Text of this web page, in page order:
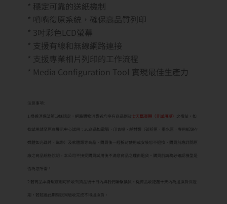
* 穩定可靠的送紙機制
* 噴嘴復原系統，確保高品質列印
* 3吋彩色LCD螢幕
* 支援有線和無線網路連接
* 支援專業相片列印的工作流程
* Media Configuration Tool 實現最佳生產力
注意事項:
1.根據消保法第19條規定，網路購物消費者均享有商品到貨 七天鑑賞期（非試用期） 之權益。如
欲試用請至原廠展示中心試用；3C商品如電腦、印表機、耗材類（碳粉匣、墨水匣、專用紙儲存
媒體如光碟片、磁帶）及軟體類等商品，購買後一經拆封使用或安裝恕不退換，購買前應詳閱原
廠之商品規格說明，本公司不接受購買試用後不滿意商品之理由退貨。購買前請務必確認機型是
否為您所需！
2.若商品本身瑕疵則可於收到貨品後十日內與我們聯繫換貨。從商品收訖起十天內為退換貨保證
期，若超過此期間視同驗收完成不得退換貨。